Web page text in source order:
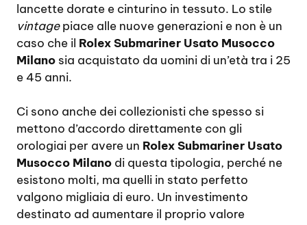
lancette dorate e cinturino in tessuto. Lo stile
vintagepiace alle nuove generazioni e non è un
caso che il Rolex Submariner Usato Musocco
Milano sia acquistato da uomini di un’età tra i 25
e 45 anni.
Ci sono anche dei collezionisti che spesso si
mettono d’accordo direttamente con gli
orologiai per avere un Rolex Submariner Usato
Musocco Milano di questa tipologia, perché ne
esistono molti, ma quelli in stato perfetto
valgono migliaia di euro. Un investimento
destinato ad aumentare il proprio valore